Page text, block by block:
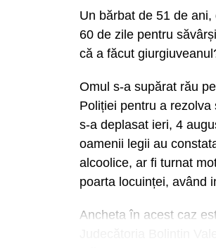
Un bărbat de 51 de
60 de zile pentru
că a făcut
Omul s-a supărat rău
Poliției pentru a
s-a deplasat ieri, 4
oamenii legii au
alcoolice, ar fi turnat
poarta locuinței, având
Ancheta în acest caz